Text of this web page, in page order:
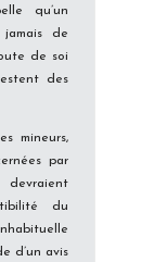
qu’un
de
de soi
des
mineurs,
par
du
d’un avis